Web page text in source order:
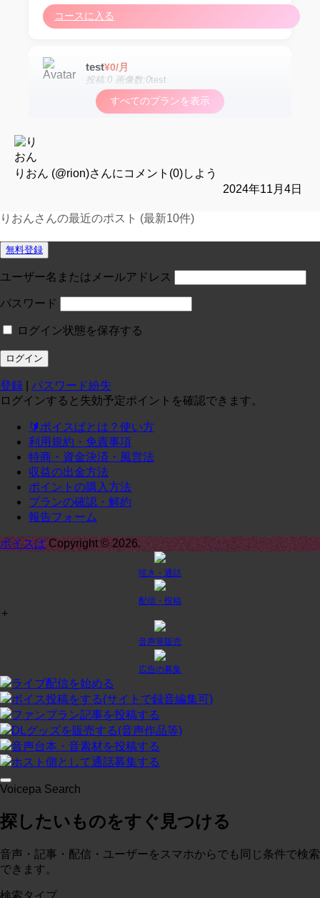
コースに入る
test¥0/月
投稿:0 画像数:0test
コースに入る
投稿:0 画像数:0 test
コースに入る
定期1-1¥0/月
投稿:0 画像数:0
コースに入る
投稿:0 画像数:0てｓｔ
テスト
プラン２¥0/月
投稿:0 画像数:0テスト
コースに入る
投稿:0 画像数:0概略
すべてのプランを表示
りおん (@rion)さんにコメント(0)しよう
2024年11月4日
りおんさんの最近のポスト (最新10件)
無料登録
ユーザー名またはメールアドレス
パスワード
ログイン状態を保存する
登録
パスワード紛失
ログインすると失効予定ポイントを確認できます。
🔰ボイスぱとは？使い方
利用規約・免責事項
特商・資金決済・風営法
収益の出金方法
ポイントの購入方法
プランの確認・解約
報告フォーム
ボイスぱCopyright © 2026.
呟き・通話
配信・投稿
+
音声等販売
広告の募集
ライブ配信を始める
ボイス投稿をする(サイトで録音編集可)
ファンプラン記事を投稿する
DLグッズを販売する(音声作品等)
音声台本・音素材を投稿する
ホスト側として通話募集する
Voicepa Search
探したいものをすぐ見つける
音声・記事・配信・ユーザーをスマホからでも同じ条件で検索
できます。
検索タイプ